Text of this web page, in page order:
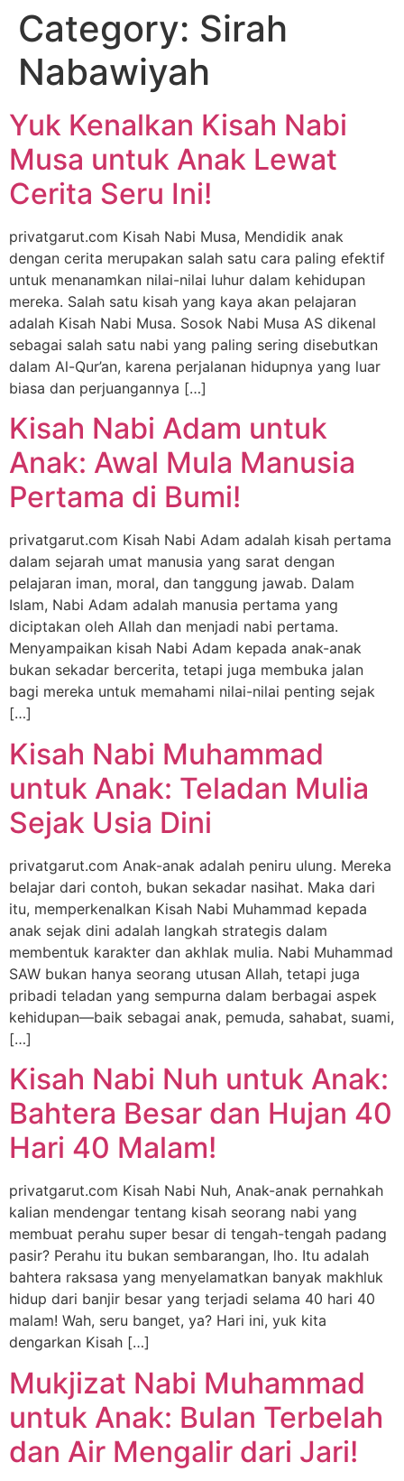
Category: Sirah
Nabawiyah
Yuk Kenalkan Kisah Nabi
Musa untuk Anak Lewat
Cerita Seru Ini!
privatgarut.com Kisah Nabi Musa, Mendidik anak
dengan cerita merupakan salah satu cara paling efektif
untuk menanamkan nilai-nilai luhur dalam kehidupan
mereka. Salah satu kisah yang kaya akan pelajaran
adalah Kisah Nabi Musa. Sosok Nabi Musa AS dikenal
sebagai salah satu nabi yang paling sering disebutkan
dalam Al-Qur’an, karena perjalanan hidupnya yang luar
biasa dan perjuangannya […]
Kisah Nabi Adam untuk
Anak: Awal Mula Manusia
Pertama di Bumi!
privatgarut.com Kisah Nabi Adam adalah kisah pertama
dalam sejarah umat manusia yang sarat dengan
pelajaran iman, moral, dan tanggung jawab. Dalam
Islam, Nabi Adam adalah manusia pertama yang
diciptakan oleh Allah dan menjadi nabi pertama.
Menyampaikan kisah Nabi Adam kepada anak-anak
bukan sekadar bercerita, tetapi juga membuka jalan
bagi mereka untuk memahami nilai-nilai penting sejak
[…]
Kisah Nabi Muhammad
untuk Anak: Teladan Mulia
Sejak Usia Dini
privatgarut.com Anak-anak adalah peniru ulung. Mereka
belajar dari contoh, bukan sekadar nasihat. Maka dari
itu, memperkenalkan Kisah Nabi Muhammad kepada
anak sejak dini adalah langkah strategis dalam
membentuk karakter dan akhlak mulia. Nabi Muhammad
SAW bukan hanya seorang utusan Allah, tetapi juga
pribadi teladan yang sempurna dalam berbagai aspek
kehidupan—baik sebagai anak, pemuda, sahabat, suami,
[…]
Kisah Nabi Nuh untuk Anak:
Bahtera Besar dan Hujan 40
Hari 40 Malam!
privatgarut.com Kisah Nabi Nuh, Anak-anak pernahkah
kalian mendengar tentang kisah seorang nabi yang
membuat perahu super besar di tengah-tengah padang
pasir? Perahu itu bukan sembarangan, lho. Itu adalah
bahtera raksasa yang menyelamatkan banyak makhluk
hidup dari banjir besar yang terjadi selama 40 hari 40
malam! Wah, seru banget, ya? Hari ini, yuk kita
dengarkan Kisah […]
Mukjizat Nabi Muhammad
untuk Anak: Bulan Terbelah
dan Air Mengalir dari Jari!